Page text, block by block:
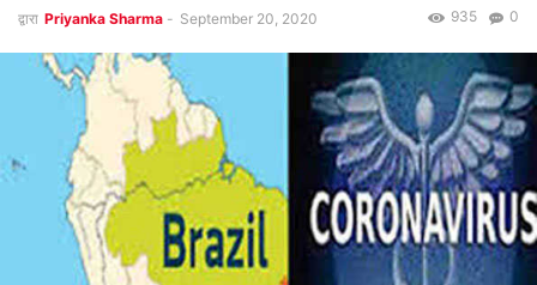
द्वारा Priyanka Sharma - September 20, 2020 0
935